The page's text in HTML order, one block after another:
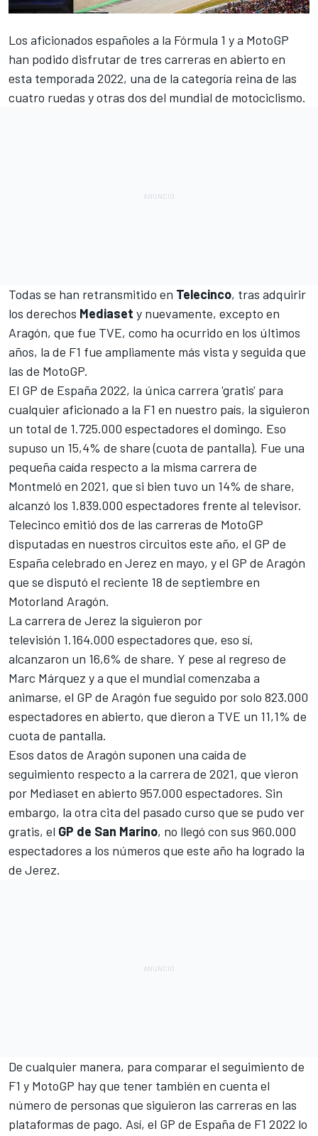
Los aficionados españoles a la Fórmula 1 y a MotoGP
han podido disfrutar de tres carreras en abierto en
esta temporada 2022, una de la categoría reina de las
cuatro ruedas y otras dos del mundial de motociclismo.
Todas se han retransmitido en Telecinco, tras adquirir
los derechos Mediaset y nuevamente, excepto en
Aragón, que fue TVE, como ha ocurrido en los últimos
años, la de F1 fue ampliamente más vista y seguida que
las de MotoGP.
El GP de España 2022, la única carrera 'gratis' para
cualquier aficionado a la F1 en nuestro país, la siguieron
un total de 1.725.000 espectadores el domingo. Eso
supuso un 15,4% de share (cuota de pantalla). Fue una
pequeña caída respecto a la misma carrera de
Montmeló en 2021, que si bien tuvo un 14% de share,
alcanzó los 1.839.000 espectadores frente al televisor.
Telecinco emitió dos de las carreras de MotoGP
disputadas en nuestros circuitos este año, el GP de
España celebrado en Jerez en mayo, y el GP de Aragón
que se disputó el reciente 18 de septiembre en
Motorland Aragón.
La carrera de Jerez la siguieron por
televisión 1.164.000 espectadores que, eso sí,
alcanzaron un 16,6% de share. Y pese al regreso de
Marc Márquez y a que el mundial comenzaba a
animarse, el GP de Aragón fue seguido por solo 823.000
espectadores en abierto, que dieron a TVE un 11,1% de
cuota de pantalla.
Esos datos de Aragón suponen una caída de
seguimiento respecto a la carrera de 2021, que vieron
por Mediaset en abierto 957.000 espectadores. Sin
embargo, la otra cita del pasado curso que se pudo ver
gratis, el GP de San Marino, no llegó con sus 960.000
espectadores a los números que este año ha logrado la
de Jerez.
De cualquier manera, para comparar el seguimiento de
F1 y MotoGP hay que tener también en cuenta el
número de personas que siguieron las carreras en las
plataformas de pago. Así, el GP de España de F1 2022 lo